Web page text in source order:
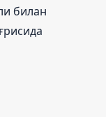
билан